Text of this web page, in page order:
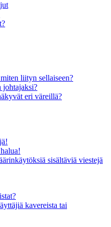
liityn sellaiseen?
johtajaksi?
eri väreillä?
sisältäviä viestejä
kavereista tai